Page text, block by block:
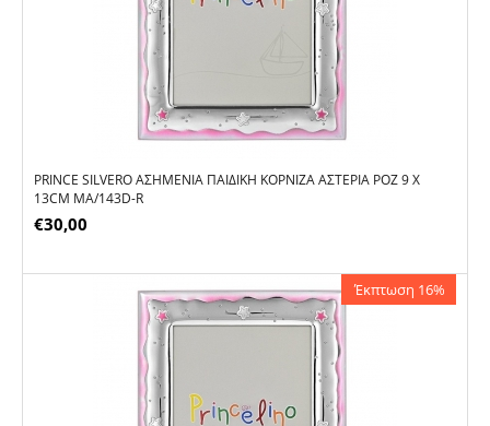
PRINCE SILVERO ΑΣΗΜΈΝΙΑ ΠΑΙΔΙΚΉ ΚΟΡΝΊΖΑ ΑΣΤΈΡΙΑ ΡΟΖ 9 X
13CM MA/143D-R
€30,00
Έκπτωση 16%